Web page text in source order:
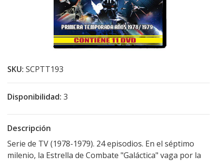
SKU: SCPTT193
Disponibilidad: 3
Descripción
Serie de TV (1978-1979). 24 episodios. En el séptimo
milenio, la Estrella de Combate "Galáctica" vaga por la